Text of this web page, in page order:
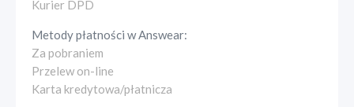
Kurier DPD
Metody płatności wAnswear:
Za pobraniem
Przelew on-line
Karta kredytowa/płatnicza